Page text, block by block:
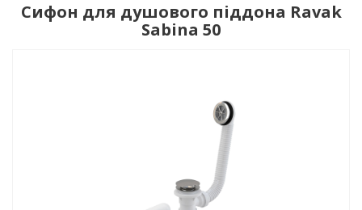
Сифон для душового піддона Ravak
Sabina 50